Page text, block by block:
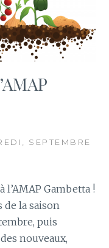
SEPTEMBRE
l’AMAP Gambetta !
de la saison
puis
nouveaux,